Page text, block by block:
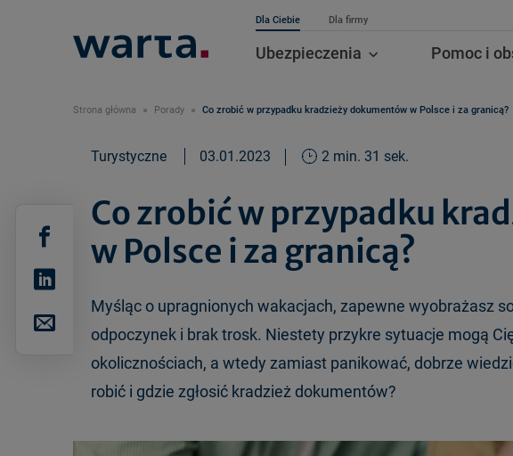
Dla Ciebie Dla firmy
Ubezpieczenia Pomoc i
Strona główna Porady Co zrobić w przypadku kradzieży dokumentów w Polsce i za granicą?
Turystyczne 03.01.2023 2 min. 31 sek.
Co zrobić w przypadku
w Polsce i za granicą?
Myśląc o upragnionych wakacjach, zapewne wyobrażasz
odpoczynek i brak trosk. Niestety przykre sytuacje mogą
okolicznościach, a wtedy zamiast panikować, dobrze
robić i gdzie zgłosić kradzież dokumentów?